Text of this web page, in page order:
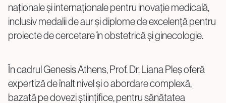
naționale și internaționale pentru inovație medicală,
inclusiv medalii de aur și diplome de excelență pentru
proiecte de cercetare în obstetrică și ginecologie.
În cadrul Genesis Athens, Prof. Dr. Liana Pleș oferă
expertiză de înalt nivel și o abordare complexă,
bazată pe dovezi științifice, pentru sănătatea